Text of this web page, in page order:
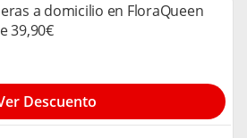
a domicilio en FloraQueen
39,90€
Descuento